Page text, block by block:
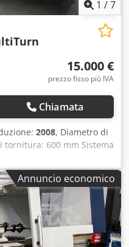
1 /7
15.000 €
prezzo fisso più IVA
Chiamata
2008, Diametro di
tornitura: 600 mm Sistema
A Chedpfx Abozrzw
mm Lunghezza di
Annuncio economico